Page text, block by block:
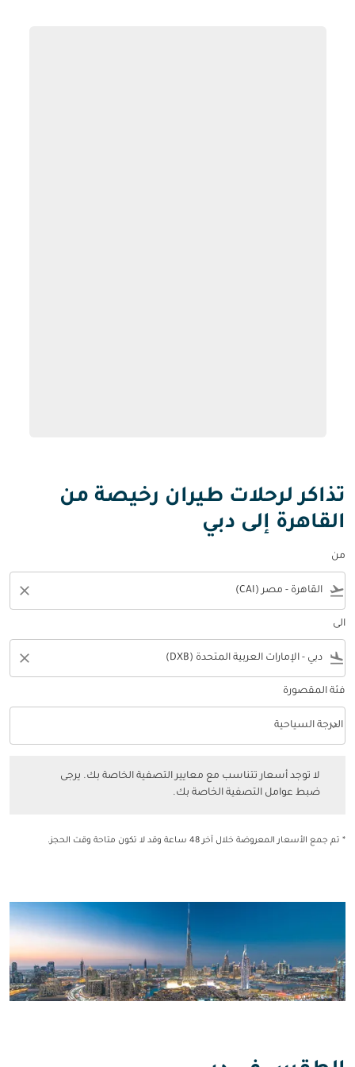
تذاكر لرحلات طيران رخيصة من
القاهرة إلى دبي
من
flight_takeoff
close
الى
flight_land
close
فئة المقصورة
فئة المقصورة option الدرجة السياحية Selected
الدرجة السياحية
keyboard_arrow_down
لا توجد أسعار تتناسب مع معايير التصفية الخاصة بك. يرجى
ضبط عوامل التصفية الخاصة بك.
* تم جمع الأسعار المعروضة خلال آخر 48 ساعة وقد لا تكون متاحة وقت الحجز.